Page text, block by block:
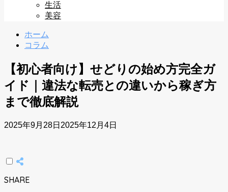
生活
美容
ホーム
コラム
【初心者向け】せどりの始め方完全ガ
イド｜違法な転売との違いから稼ぎ方
まで徹底解説
2025年9月28日 2025年12月4日
SHARE